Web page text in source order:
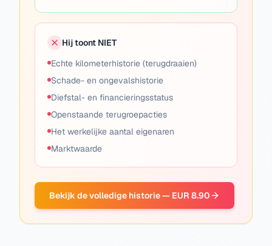
Hij toont NIET
Echte kilometerhistorie (terugdraaien)
Schade- en ongevalshistorie
Diefstal- en financieringsstatus
Openstaande terugroepacties
Het werkelijke aantal eigenaren
Marktwaarde
Bekijk de volledige historie — EUR 8.90